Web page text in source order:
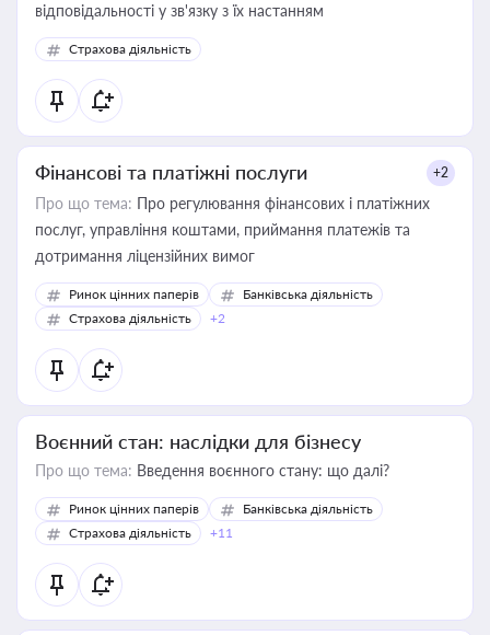
відповідальності у зв'язку з їх настанням
Страхова діяльність
Фінансові та платіжні послуги +2
Про що тема: Про регулювання фінансових і платіжних
послуг, управління коштами, приймання платежів та
дотримання ліцензійних вимог
Ринок цінних паперів
Банківська діяльність
Страхова діяльність
+2
Воєнний стан: наслідки для бізнесу
Про що тема: Введення воєнного стану: що далі?
Ринок цінних паперів
Банківська діяльність
Страхова діяльність
+11